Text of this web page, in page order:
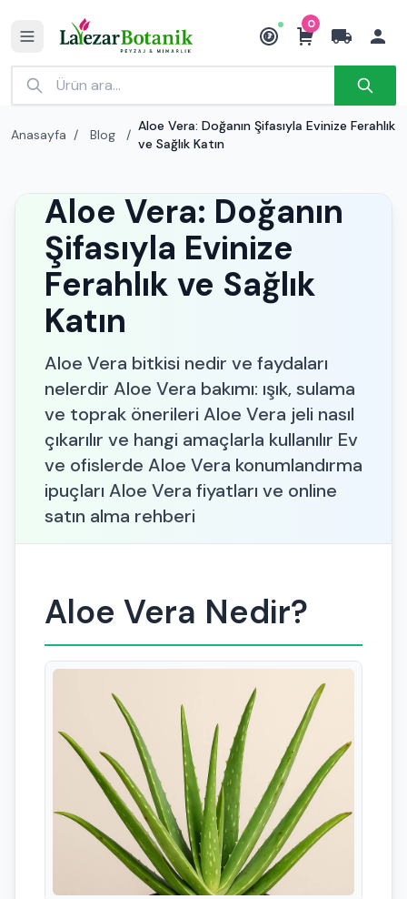
₺
0
Anasayfa / Blog /
Aloe Vera: Doğanın Şifasıyla Evinize Ferahlık
ve Sağlık Katın
Aloe Vera: Doğanın
Şifasıyla Evinize
Ferahlık ve Sağlık
Katın
Aloe Vera bitkisi nedir ve faydaları
nelerdir Aloe Vera bakımı: ışık, sulama
ve toprak önerileri Aloe Vera jeli nasıl
çıkarılır ve hangi amaçlarla kullanılır Ev
ve ofislerde Aloe Vera konumlandırma
ipuçları Aloe Vera fiyatları ve online
satın alma rehberi
Aloe Vera Nedir?